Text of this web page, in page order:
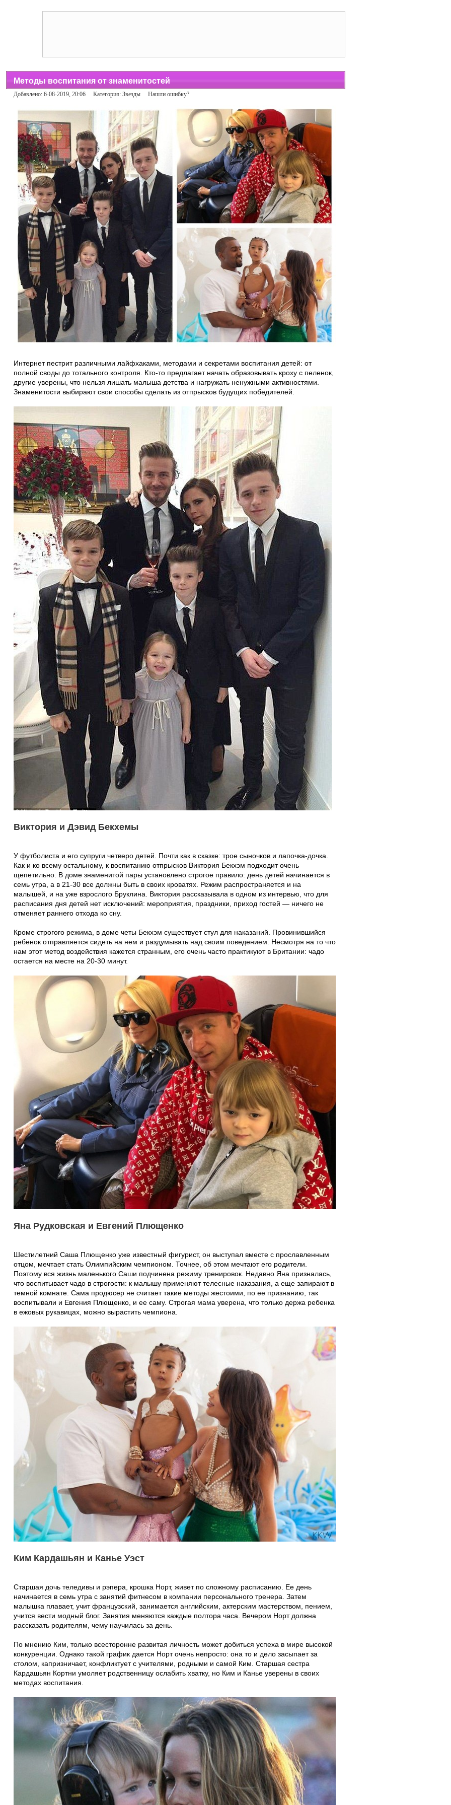
Методы воспитания от знаменитостей
Добавлено: 6-08-2019, 20:06 Категория: Звезды Нашли ошибку?
Интернет пестрит различными лайфхаками, методами и секретами воспитания детей: от
полной своды до тотального контроля. Кто-то предлагает начать образовывать кроху с пеленок,
другие уверены, что нельзя лишать малыша детства и нагружать ненужными активностями.
Знаменитости выбирают свои способы сделать из отпрысков будущих победителей.
Виктория и Дэвид Бекхемы
У футболиста и его супруги четверо детей. Почти как в сказке: трое сыночков и лапочка-дочка.
Как и ко всему остальному, к воспитанию отпрысков Виктория Бекхэм подходит очень
щепетильно. В доме знаменитой пары установлено строгое правило: день детей начинается в
семь утра, а в 21-30 все должны быть в своих кроватях. Режим распространяется и на
малышей, и на уже взрослого Бруклина. Виктория рассказывала в одном из интервью, что для
расписания дня детей нет исключений: мероприятия, праздники, приход гостей — ничего не
отменяет раннего отхода ко сну.
Кроме строгого режима, в доме четы Бекхэм существует стул для наказаний. Провинившийся
ребенок отправляется сидеть на нем и раздумывать над своим поведением. Несмотря на то что
нам этот метод воздействия кажется странным, его очень часто практикуют в Британии: чадо
остается на месте на 20-30 минут.
Яна Рудковская и Евгений Плющенко
Шестилетний Саша Плющенко уже известный фигурист, он выступал вместе с прославленным
отцом, мечтает стать Олимпийским чемпионом. Точнее, об этом мечтают его родители.
Поэтому вся жизнь маленького Саши подчинена режиму тренировок. Недавно Яна призналась,
что воспитывает чадо в строгости: к малышу применяют телесные наказания, а еще запирают в
темной комнате. Сама продюсер не считает такие методы жестоими, по ее признанию, так
воспитывали и Евгения Плющенко, и ее саму. Строгая мама уверена, что только держа ребенка
в ежовых рукавицах, можно вырастить чемпиона.
Ким Кардашьян и Канье Уэст
Старшая дочь теледивы и рэпера, крошка Норт, живет по сложному расписанию. Ее день
начинается в семь утра с занятий фитнесом в компании персонального тренера. Затем
малышка плавает, учит французский, занимается английским, актерским мастерством, пением,
учится вести модный блог. Занятия меняются каждые полтора часа. Вечером Норт должна
рассказать родителям, чему научилась за день.
По мнению Ким, только всесторонне развитая личность может добиться успеха в мире высокой
конкуренции. Однако такой график дается Норт очень непросто: она то и дело засыпает за
столом, капризничает, конфликтует с учителями, родными и самой Ким. Старшая сестра
Кардашьян Кортни умоляет родственницу ослабить хватку, но Ким и Канье уверены в своих
методах воспитания.